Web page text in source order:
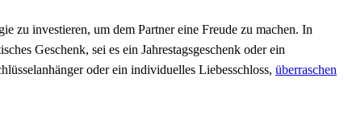
zu investieren, um dem Partner eine Freude zu machen. In
Geschenk, sei es ein Jahrestagsgeschenk oder ein
oder ein individuelles Liebesschloss, überraschen